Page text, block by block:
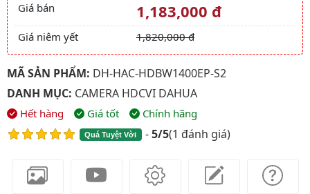
Giá và khuyến mãi
Giá bán 1,183,000 đ
Giá niêm yết 1,820,000 đ
MÃ SẢN PHẨM: DH-HAC-HDBW1400EP-S2
DANH MỤC: CAMERA HDCVI DAHUA
Hết hàng Giá tốt Chính hãng
Quá Tuyệt Vời -5/5(1 đánh giá)